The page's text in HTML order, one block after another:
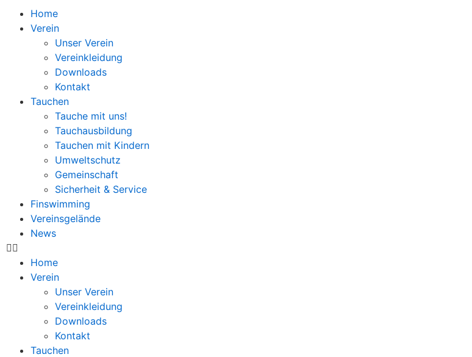
Home
Verein
Unser Verein
Vereinkleidung
Downloads
Kontakt
Tauchen
Tauche mit uns!
Tauchausbildung
Tauchen mit Kindern
Umweltschutz
Gemeinschaft
Sicherheit & Service
Finswimming
Vereinsgelände
News
Home
Verein
Unser Verein
Vereinkleidung
Downloads
Kontakt
Tauchen